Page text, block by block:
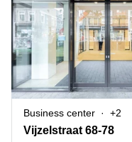
Business center +2
Vijzelstraat 68-78